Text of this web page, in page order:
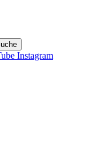
besten
Kritiken
und neuen
Instagram